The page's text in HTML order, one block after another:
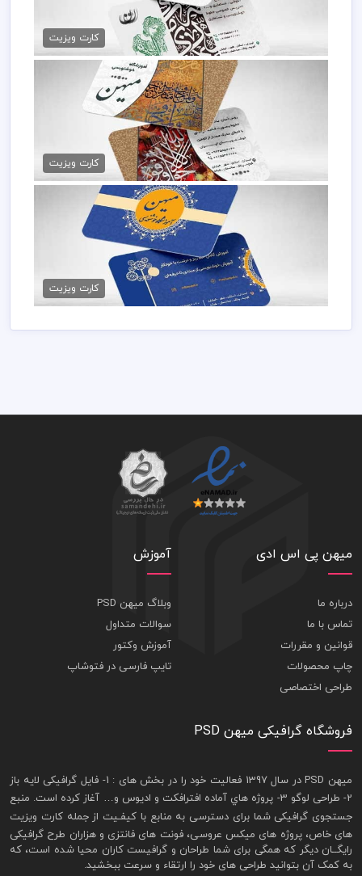
کارت ویزیت لایه باز خوشنویسی
79,000 تومان
کارت ویزیت
کارت ویزیت آموزش خوشنویسی
79,000 تومان
کارت ویزیت
کارت ویزیت خوشنویسی
79,000 تومان
کارت ویزیت
میهن پی اس ادی
درباره ما
تماس با ما
قوانین و مقررات
چاپ محصولات
طراحی اختصاصی
آموزش
وبلاگ میهن PSD
سوالات متداول
آموزش وکتور
تایپ فارسی در فتوشاپ
فروشگاه گرافیکی میهن PSD
ميهن PSD در سال 1397 فعاليت خود را در بخش های : 1-
فايل گرافيکی لايه باز
2- طراحی لوگو 3- پروژه هاي آماده افترافکت و اديوس و… آغاز کرده است. منبع
جستجوی گرافيکی شما برای دسترسی به منابع با کيفـيت از جملهکارت ويزيت
های خاص، پروژه های ميکس عروسی، فونت های فانتزی و هزاران طرح گرافیکی
رايگــان ديگر که همگی برای شما طراحان و گرافيست کاران محيا شده است، که
به کمک آن بتوانيد طراحی های خود را ارتقاء و سرعت ببخشيد.